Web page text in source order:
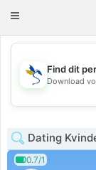
Toggle
💖
Find dit
Download
Dating
0.7/1